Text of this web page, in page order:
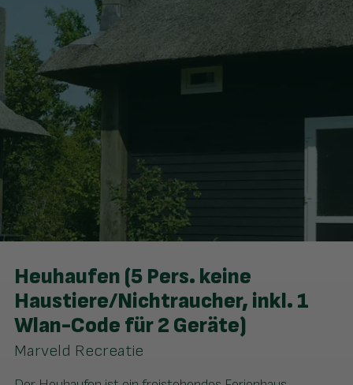
Heuhaufen (5 Pers. keine
Haustiere/Nichtraucher, inkl. 1
Wlan-Code für 2 Geräte)
Marveld Recreatie